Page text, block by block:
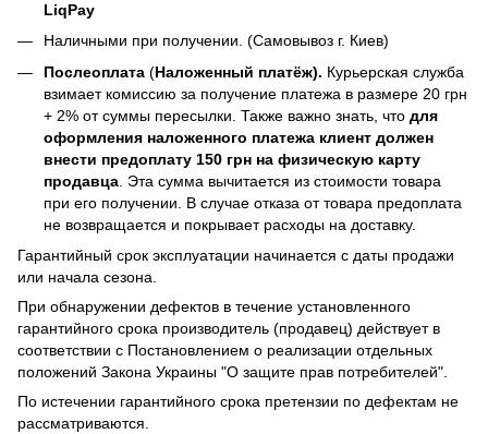
LiqPay
Наличными при получении. (Самовывоз г. Киев)
Послеоплата (Наложенный платёж). Курьерская служба
взимает комиссию за получение платежа в размере 20 грн
+ 2% от суммы пересылки. Также важно знать, что для
оформления наложенного платежа клиент должен
внести предоплату 150 грн на физическую карту
продавца . Эта сумма вычитается из стоимости товара
при его получении. В случае отказа от товара предоплата
не возвращается и покрывает расходы на доставку.
Гарантийный срок эксплуатации начинается с даты продажи
или начала сезона.
При обнаружении дефектов в течение установленного
гарантийного срока производитель (продавец) действует в
соответствии с Постановлением о реализации отдельных
положений Закона Украины "О защите прав потребителей".
По истечении гарантийного срока претензии по дефектам не
рассматриваются.